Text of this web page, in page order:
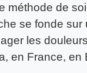
méthode de
se fonde
les
en France, en